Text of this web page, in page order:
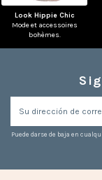
Look Hippie Chic
Mode et accessoires
bohèmes.
Puede darse de baja en